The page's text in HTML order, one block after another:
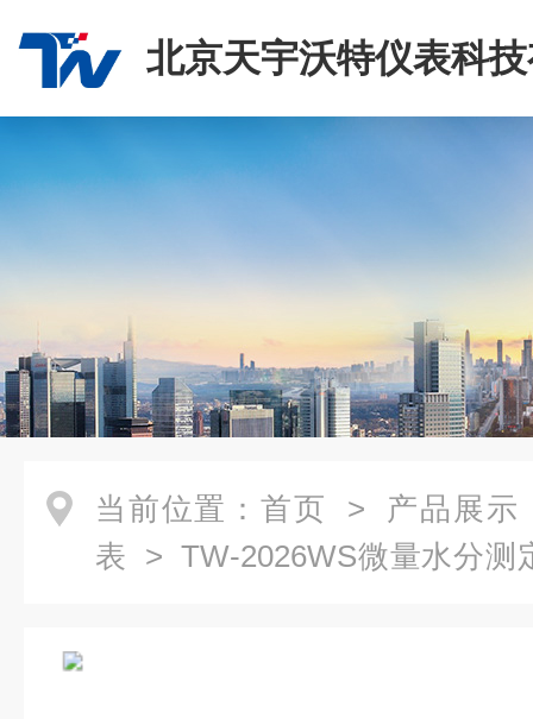
北京天宇沃特仪表科
司
当前位置： 首页 > 产品展示
表 > TW-2026WS微量水分测